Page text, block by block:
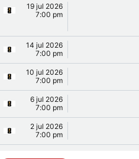
19 jul 2026
7:00 pm
14 jul 2026
7:00 pm
10 jul 2026
7:00 pm
6 jul 2026
7:00 pm
2 jul 2026
7:00 pm